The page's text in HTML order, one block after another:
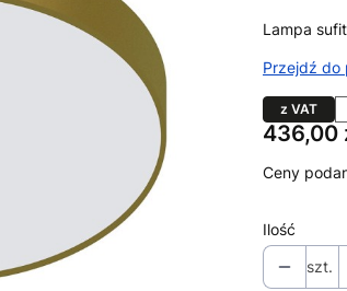
Lampa
Przejdź do
z VAT
Cena
436,00
Ceny
Ilość
szt.